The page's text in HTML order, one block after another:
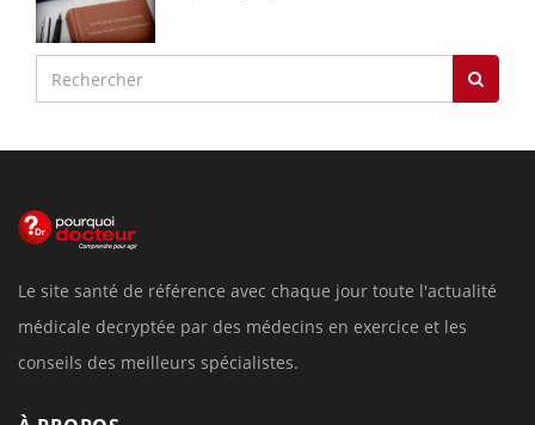
Le site santé de référence avec chaque jour toute l'actualité
médicale decryptée par des médecins en exercice et les
conseils des meilleurs spécialistes.